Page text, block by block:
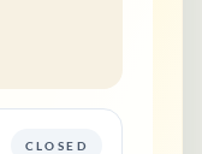
CLOSED